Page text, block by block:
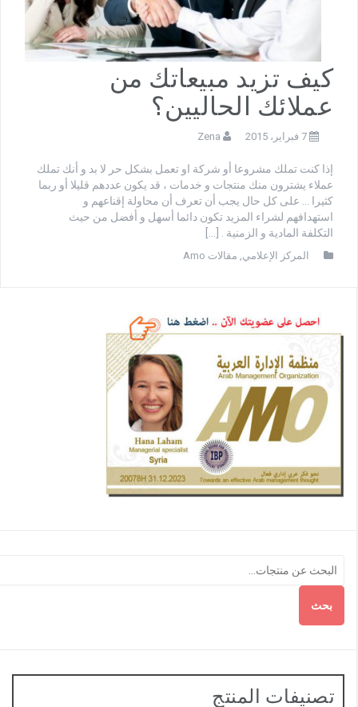
كيف تزيد مبيعاتك من
عملائك الحاليين؟
7 فبراير، 2015 Zena
إذا كنت تملك مشروعا أو شركة او تعمل بشكل حر لا بد و أنك تملك
عملاء يشترون منك منتجات و خدمات ، قد يكون عددهم قليلا أو ربما
كثيرا … على كل حال يجب أن تعرف أن محاولة إقناعهم و
استهدافهم لشراء المزيد تكون دائما أسهل و أفضل من حيث
التكلفة المادية و الزمنية . […]
المركز الإعلامي , مقالات Amo
بحث
تصنيفات المنتج